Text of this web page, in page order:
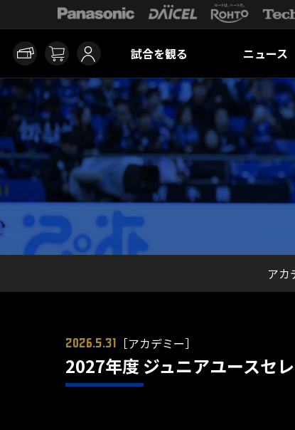
試合を観る ニュース
2026.5.31 ［アカデミー］
2027年度 ジュニアユースセ